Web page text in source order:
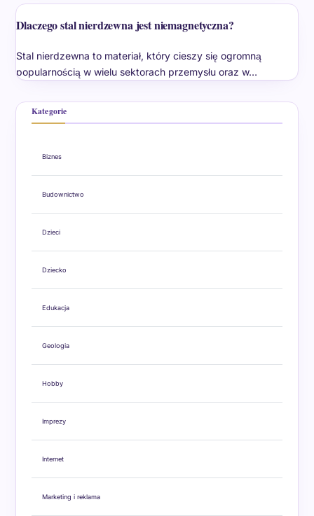
Dlaczego stal nierdzewna jest niemagnetyczna?
Stal nierdzewna to materiał, który cieszy się ogromną
popularnością w wielu sektorach przemysłu oraz w…
Kategorie
Biznes
Budownictwo
Dzieci
Dziecko
Edukacja
Geologia
Hobby
Imprezy
Internet
Marketing i reklama